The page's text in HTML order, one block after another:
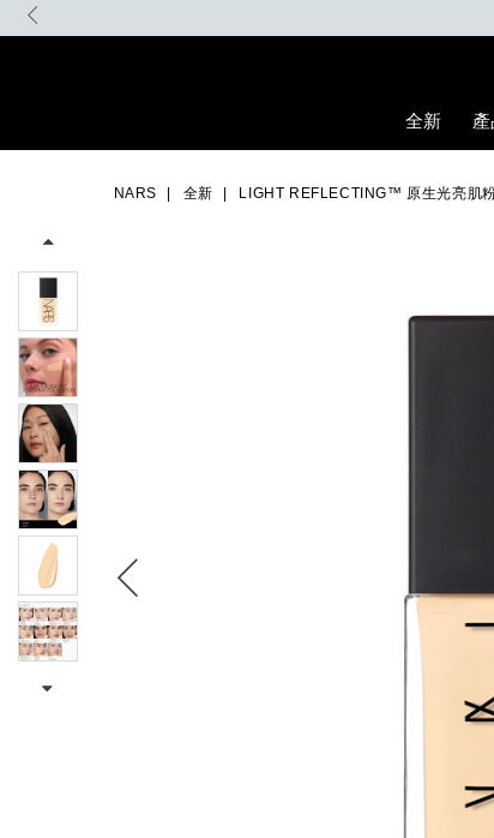
Skip
全新 產
NARS 全新 LIGHT REFLECTING™ 原生光亮肌
0194251070421_hk